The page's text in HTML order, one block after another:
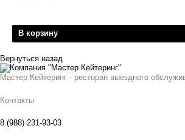
В корзину
Вернуться назад
Мастер Кейтеринг - ресторан выездного
Контакты
8 (988) 231-93-03